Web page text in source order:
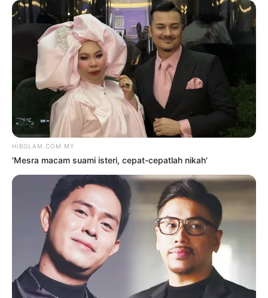
TERKINI
Goyang ‘terlampau’, Baby Shima
kena hentam lagi
9 Ogos 2026
Fify Azmi ada kekasih baharu?
‘Mesra macam suami isteri,
cepat-cepatlah nikah’
9 Ogos 2026
‘Nyanyi lagu nada tinggi di
karaoke, tiada siapa nak ‘judge”